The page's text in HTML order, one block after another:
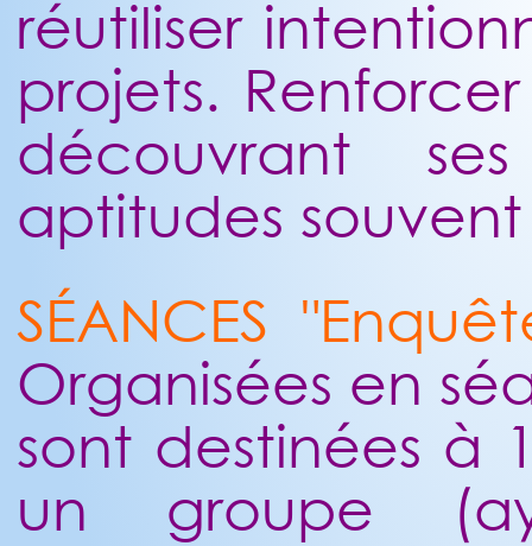
réutiliser
projets.
découvrant
aptitudes
SÉANCES
Organisées en
sont destinées à
un groupe